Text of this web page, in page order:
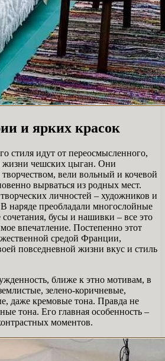
и ярких красок
стиля идут от переосмысленного,
жизни чешских цыган. Они
вели вольный и кочевой
вырваться из родных мест.
личностей – художников и
наряде преобладали многослойные
бусы и нашивки – все это
впечатление. Постепенно этот
средой Франции,
повседневной жизни вкус и стиль
ближе к этно мотивам, в
зелено-коричневые,
даже кремовые тона. Правда не
тона. Его главная особенность –
моментов.